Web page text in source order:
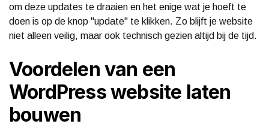
om deze updates te draaien en het enige wat je hoeft te
doen is op de knop "update" te klikken. Zo blijft je website
niet alleen veilig, maar ook technisch gezien altijd bij de tijd.
Voordelen van een
WordPress website laten
bouwen